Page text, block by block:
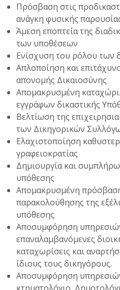
Πρόσβαση στις
ανάγκη φυσικής
Άμεση εποπτεία της
των υποθέσεων
Ενίσχυση του ρόλου των
Απλοποίηση και
απονομής Δικαιοσύνης
Απομακρυσμένη
εγγράφων δικαστικής
Βελτίωση της
των Δικηγορικών
Ελαχιστοποίηση
γραφειοκρατίας
Δημιουργία και
υπόθεσης
Απομακρυσμένη
παρακολούθησης της
υπόθεσης
Αποσυμφόρηση
επαναλαμβανόμενες
καταχωρίσεις και
ίδιους τους δικηγόρους.
Αποσυμφόρηση